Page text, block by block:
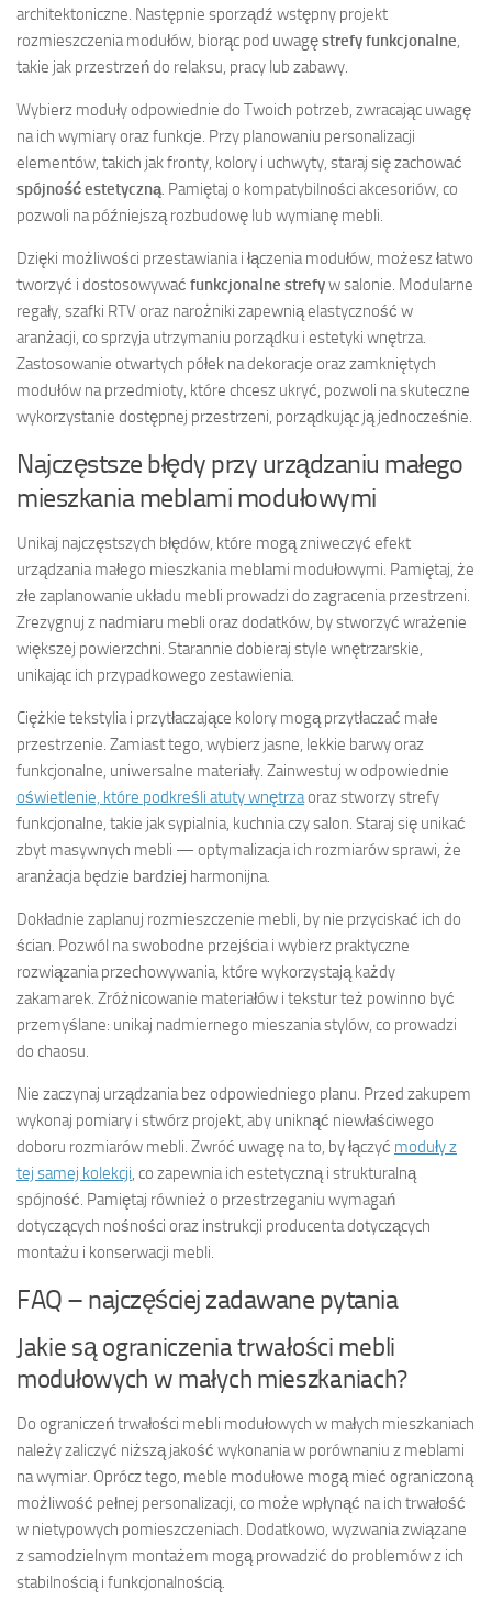
architektoniczne. Następnie sporządź wstępny projekt
rozmieszczenia modułów, biorąc pod uwagęstrefy funkcjonalne,
takie jak przestrzeń do relaksu, pracy lub zabawy.
Wybierz moduły odpowiednie do Twoich potrzeb, zwracając uwagę
na ich wymiary oraz funkcje. Przy planowaniu personalizacji
elementów, takich jak fronty, kolory i uchwyty, staraj się zachować
spójność estetyczną. Pamiętaj o kompatybilności akcesoriów, co
pozwoli na późniejszą rozbudowę lub wymianę mebli.
Dzięki możliwości przestawiania i łączenia modułów, możesz łatwo
tworzyć i dostosowywać funkcjonalne strefyw salonie. Modularne
regały, szafki RTV oraz narożniki zapewnią elastyczność w
aranżacji, co sprzyja utrzymaniu porządku i estetyki wnętrza.
Zastosowanie otwartych półek na dekoracje oraz zamkniętych
modułów na przedmioty, które chcesz ukryć, pozwoli na skuteczne
wykorzystanie dostępnej przestrzeni, porządkując ją jednocześnie.
Najczęstsze błędy przy urządzaniu małego
mieszkania meblami modułowymi
Unikaj najczęstszych błędów, które mogą zniweczyć efekt
urządzania małego mieszkania meblami modułowymi. Pamiętaj, że
złe zaplanowanie układu mebli prowadzi do zagracenia przestrzeni.
Zrezygnuj z nadmiaru mebli oraz dodatków, by stworzyć wrażenie
większej powierzchni. Starannie dobieraj style wnętrzarskie,
unikając ich przypadkowego zestawienia.
Ciężkie tekstylia i przytłaczające kolory mogą przytłaczać małe
przestrzenie. Zamiast tego, wybierz jasne, lekkie barwy oraz
funkcjonalne, uniwersalne materiały. Zainwestuj w odpowiednie
oświetlenie, które podkreśli atuty wnętrzaoraz stworzy strefy
funkcjonalne, takie jak sypialnia, kuchnia czy salon. Staraj się unikać
zbyt masywnych mebli — optymalizacja ich rozmiarów sprawi, że
aranżacja będzie bardziej harmonijna.
Dokładnie zaplanuj rozmieszczenie mebli, by nie przyciskać ich do
ścian. Pozwól na swobodne przejścia i wybierz praktyczne
rozwiązania przechowywania, które wykorzystają każdy
zakamarek. Zróżnicowanie materiałów i tekstur też powinno być
przemyślane: unikaj nadmiernego mieszania stylów, co prowadzi
do chaosu.
Nie zaczynaj urządzania bez odpowiedniego planu. Przed zakupem
wykonaj pomiary i stwórz projekt, aby uniknąć niewłaściwego
doboru rozmiarów mebli. Zwróć uwagę na to, by łączyć moduły z
tej samej kolekcji, co zapewnia ich estetyczną i strukturalną
spójność. Pamiętaj również o przestrzeganiu wymagań
dotyczących nośności oraz instrukcji producenta dotyczących
montażu i konserwacji mebli.
FAQ – najczęściej zadawane pytania
Jakie są ograniczenia trwałości mebli
modułowych w małych mieszkaniach?
Do ograniczeń trwałości mebli modułowych w małych mieszkaniach
należy zaliczyć niższą jakość wykonania w porównaniu z meblami
na wymiar. Oprócz tego, meble modułowe mogą mieć ograniczoną
możliwość pełnej personalizacji, co może wpłynąć na ich trwałość
w nietypowych pomieszczeniach. Dodatkowo, wyzwania związane
z samodzielnym montażem mogą prowadzić do problemów z ich
stabilnością i funkcjonalnością.